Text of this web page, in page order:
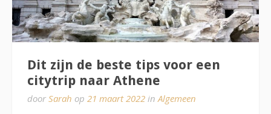
Dit zijn de beste tips voor een
citytrip naar Athene
door Sarah op 21 maart 2022 inAlgemeen